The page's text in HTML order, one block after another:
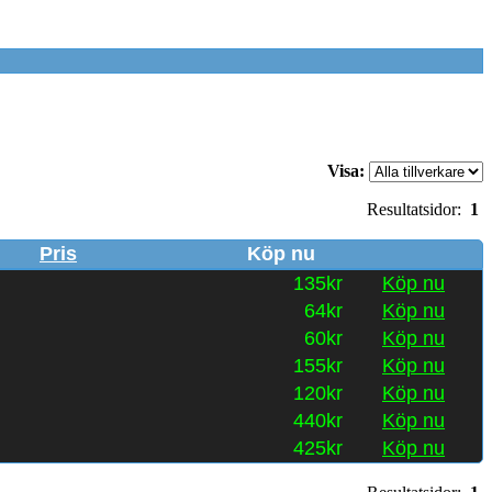
Visa:
Resultatsidor: 1
Pris
Köp nu
135kr
Köp nu
64kr
Köp nu
60kr
Köp nu
155kr
Köp nu
120kr
Köp nu
440kr
Köp nu
425kr Köp nu